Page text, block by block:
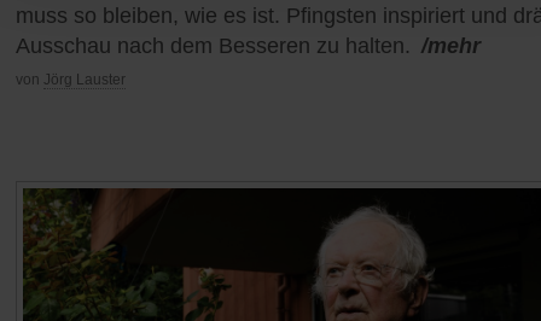
muss so bleiben, wie es ist. Pfingsten inspiriert und
Ausschau nach dem Besseren zu halten. /mehr
von Jörg Lauster